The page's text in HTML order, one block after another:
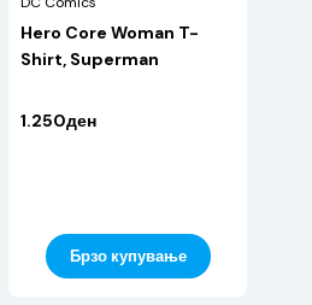
Hero Core Woman T-
Shirt, Superman
1.250ден
Брзо купување